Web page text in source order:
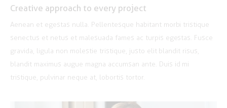
Creative approach to every project
Aenean et egestas nulla. Pellentesque habitant morbi tristique
senectus et netus et malesuada fames ac turpis egestas. Fusce
gravida, ligula non molestie tristique, justo elit blandit risus,
blandit maximus augue magna accumsan ante. Duis id mi
tristique, pulvinar neque at, lobortis tortor.